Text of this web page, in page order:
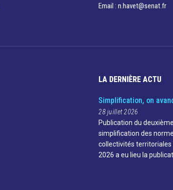
Email : n.havet@senat.fr​
LA DERNIÈRE ACTU
Simplification, on
28 juillet 2026
Publication du
simplification des
collectivités territoriales
2026 a eu lieu la